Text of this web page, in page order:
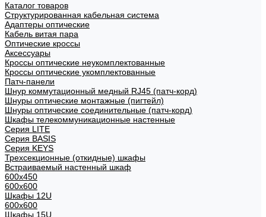
Каталог товаров
Структурированная кабельная система
Адаптеры оптические
Кабель витая пара
Оптические кроссы
Аксессуары
Кроссы оптические неукомплектованные
Кроссы оптические укомплектованные
Патч-панели
Шнур коммутационный медный RJ45 (патч-корд)
Шнуры оптические монтажные (пигтейл)
Шнуры оптические соединительные (патч-корд)
Шкафы телекоммуникационные настенные
Cерия LITE
Cерия BASIS
Cерия KEYS
Трехсекционные (откидные) шкафы
Встраиваемый настенный шкаф
600x450
600x600
Шкафы 12U
600x600
Шкафы 15U